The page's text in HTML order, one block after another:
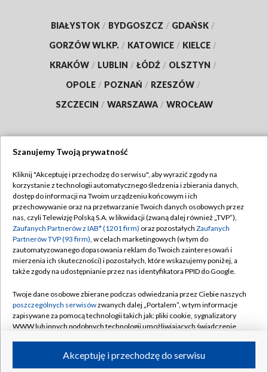
BIAŁYSTOK / BYDGOSZCZ / GDAŃSK /
GORZÓW WLKP. / KATOWICE / KIELCE /
KRAKÓW / LUBLIN / ŁÓDŹ / OLSZTYN /
OPOLE / POZNAŃ / RZESZÓW /
SZCZECIN / WARSZAWA / WROCŁAW
TVP
Abonament TVP
Emisja w TVP
Centrum informacji TVP
Naziemna Telewizja Cyfrowa
Rada Programowa
System NOS
Informacje o nadawcy
Program dla prasy
Regulamin TVP
Polityka prywatności
Moje zgody
Pomoc
Kontakt
Kanały
Szanujemy Twoją prywatność
Kliknij "Akceptuję i przechodzę do serwisu", aby wyrazić zgody na
korzystanie z technologii automatycznego śledzenia i zbierania danych,
dostęp do informacji na Twoim urządzeniu końcowym i ich
przechowywanie oraz na przetwarzanie Twoich danych osobowych przez
nas, czyli Telewizję Polską S.A. w likwidacji (zwaną dalej również „TVP”),
Zaufanych Partnerów z IAB* (1201 firm) oraz pozostałych Zaufanych
Partnerów TVP (93 firm), w celach marketingowych (w tym do
zautomatyzowanego dopasowania reklam do Twoich zainteresowań i
mierzenia ich skuteczności) i pozostałych, które wskazujemy poniżej, a
także zgody na udostępnianie przez nas identyfikatora PPID do Google.
Twoje dane osobowe zbierane podczas odwiedzania przez Ciebie naszych
poszczególnych serwisówzwanych dalej „Portalem”, w tym informacje
zapisywane za pomocą technologii takich jak: pliki cookie, sygnalizatory
WWW lub innych podobnych technologii umożliwiających świadczenie
ruchu w Internecie.Akceptuję i przechodzę do serwisu